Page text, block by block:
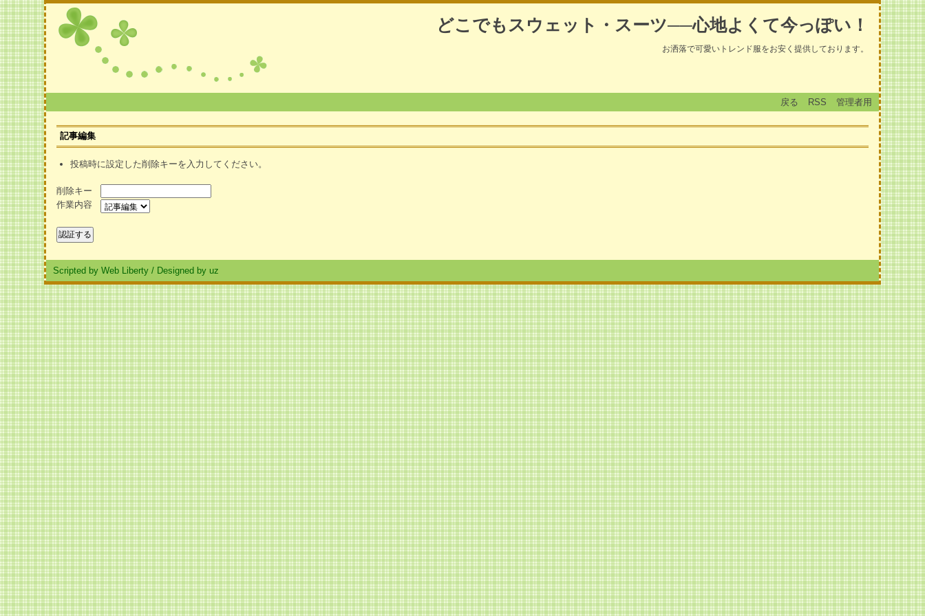
どこでもスウェット・スーツ──心地よくて今っぽい！
お洒落で可愛いトレンド服をお安く提供しております。
戻る RSS 管理者用
記事編集
投稿時に設定した削除キーを入力してください。
削除キー
作業内容
Scripted by Web Liberty / Designed by uz